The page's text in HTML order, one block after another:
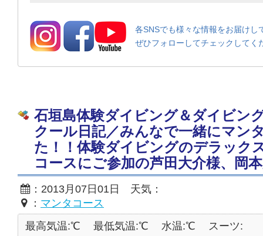
各SNSでも様々な情報をお届けし
ぜひフォローしてチェックしてく
石垣島体験ダイビング＆ダイビン
クール日記／みんなで一緒にマン
た！！体験ダイビングのデラック
コースにご参加の芦田大介様、岡
：2013月07日01日 天気：
： マンタコース
最高気温:℃
最低気温:℃ 水温:℃ スーツ: